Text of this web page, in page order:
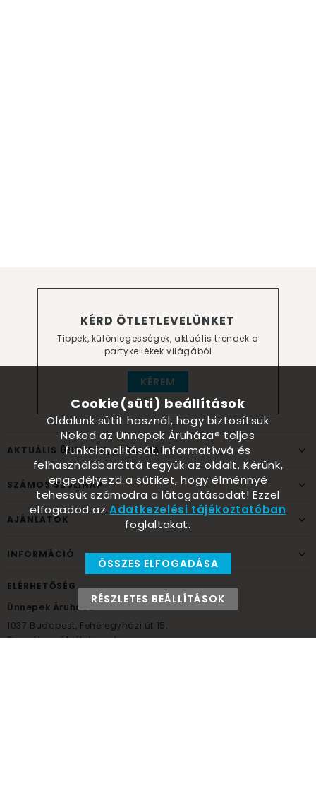
KÉRD ÖTLETLEVELÜNKET
Tippek, különlegességek, aktuális trendek a
partykellékek világából
KÉREM
AKTUÁLIS ÜNNEPEK, ALKALMAK
SZÁMOS SZÜLINAP
AJÁNLATOK
INFORMÁCIÓ
ELÉRHETŐSÉG
Ünnepek Áruháza
1037 Budapest, Fehéregyházi út 15.
Személyes átvételi pont
Cookie(süti) beállítások
Oldalunk sütit használ, hogy biztosítsuk
Neked az Ünnepek Áruháza® teljes
funkcionalitását, informatívvá és
felhasználóbaráttá tegyük az oldalt. Kérünk,
engedélyezd a sütiket, hogy élménnyé
tehessük számodra a látogatásodat! Ezzel
elfogadod azAdatkezelési tájékoztatóban
foglaltakat.
ÖSSZES ELFOGADÁSA
RÉSZLETES BEÁLLÍTÁSOK